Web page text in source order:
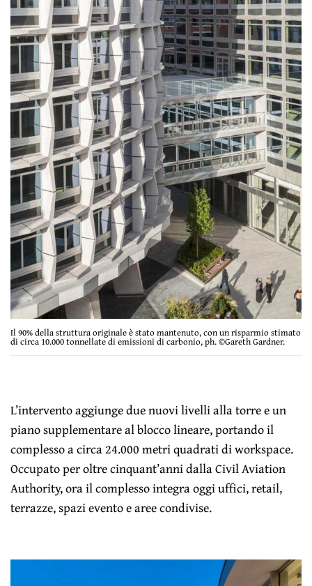
Il 90% della struttura originale è stato mantenuto, con un risparmio stimato
di circa 10.000 tonnellate di emissioni di carbonio, ph. ©Gareth Gardner.
L’intervento aggiunge due nuovi livelli alla torre e un
piano supplementare al blocco lineare, portando il
complesso a circa 24.000 metri quadrati di workspace.
Occupato per oltre cinquant’anni dalla Civil Aviation
Authority, ora il complesso integra oggi uffici, retail,
terrazze, spazi evento e aree condivise.